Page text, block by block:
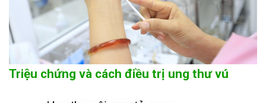
Triệu chứng và cách điều trị ung thư vú